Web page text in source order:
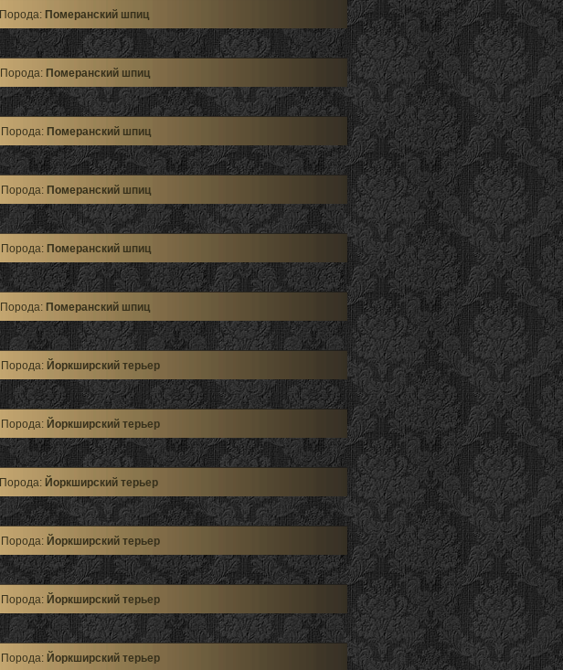
Порода: Померанский шпиц
Порода: Померанский шпиц
Порода: Померанский шпиц
Порода: Померанский шпиц
Порода: Померанский шпиц
Порода: Померанский шпиц
Порода: Йоркширский терьер
Порода: Йоркширский терьер
Порода: Йоркширский терьер
Порода: Йоркширский терьер
Порода: Йоркширский терьер
Порода: Йоркширский терьер